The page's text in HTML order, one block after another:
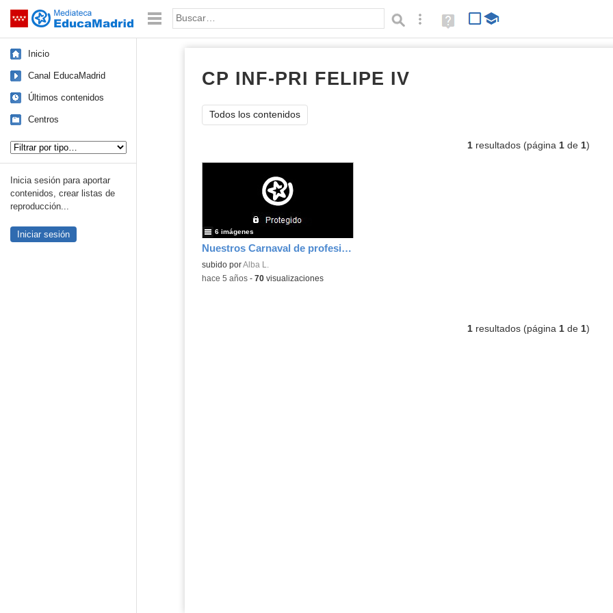
Saltar navegación Palabra o frase: Búsqueda avanzada
Ayuda
(en
Inicio
Canal EducaMadrid
Últimos contenidos
Centros
Inicia sesión para aportar
contenidos, crear listas de
reproducción...
Iniciar sesión
CP INF-PRI FELIPE IV
Todos los contenidos
1resultados (página 1de 1)
Nuestros Carnaval de profesiones
subido porAlba L.
6 imágenes
-hace 5 años- 70visualizaciones
1resultados (página 1de 1)